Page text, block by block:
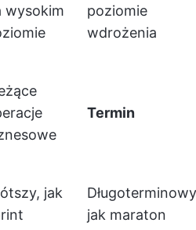
wysokim
poziomie
wdrożenia
Termin
jak
jak maraton